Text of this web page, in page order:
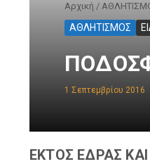
Αρχική /
ΑΘΛΗΤΙΣΜΟΣ
1 Σεπτεμβρίου 2016
ΕΚΤΟΣ ΕΔΡΑΣ